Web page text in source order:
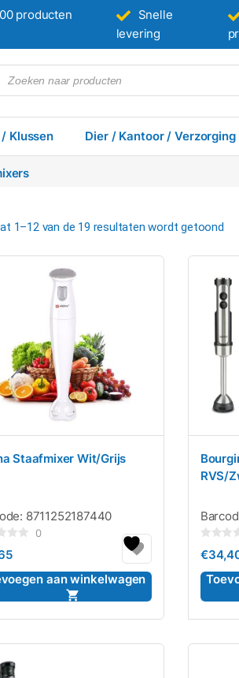
producten
Snelle
levering
Klussen Dier / Kantoor / Verzorging
1–12 van de 19 resultaten wordt getoond
Staafmixer Wit/Grijs
8711252187440
0
aan winkelwagen
RVS/
0
5
€